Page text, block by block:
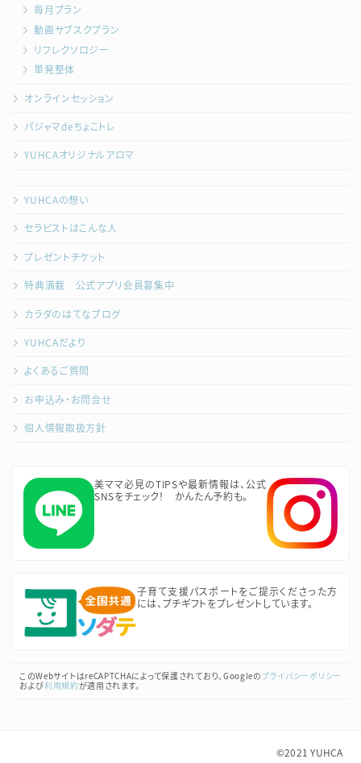
毎月プラン
動画サブスクプラン
リフレクソロジー
単発整体
オンラインセッション
パジャマdeちょこトレ
YUHCAオリジナルアロマ
YUHCAの想い
セラピストはこんな人
プレゼントチケット
特典満載 公式アプリ会員募集中
カラダのはてなブログ
YUHCAだより
よくあるご質問
お申込み・お問合せ
個人情報取扱方針
美ママ必見のTIPSや最新情報は、公式
SNSをチェック！ かんたん予約も。
子育て支援パスポートをご提示くださった方
には、プチギフトをプレゼントしています。
このWebサイトはreCAPTCHAによって保護されており、Googleのプライバシーポリシー
および利用規約が適用されます。
©2021YUHCA